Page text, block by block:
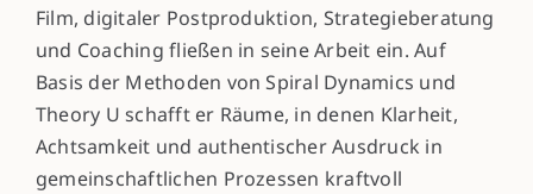
Film, digitaler Postproduktion, Strategieberatung
und Coaching fließen in seine Arbeit ein. Auf
Basis der Methoden von Spiral Dynamics und
Theory U schafft er Räume, in denen Klarheit,
Achtsamkeit und authentischer Ausdruck in
gemeinschaftlichen Prozessen kraftvoll